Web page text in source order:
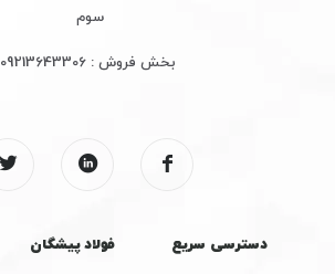
سوم
بخش فروش :09213643306
دسترسی سریع فولاد پیشگان